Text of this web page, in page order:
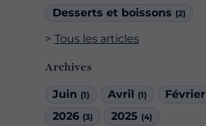
Desserts et boissons (2)
Tous les articles
Archives
Juin (1) Avril (1) Février
2026 (3) 2025 (4)